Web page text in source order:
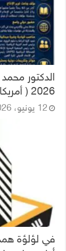
الدكتور
2026 ( أمريكا – كندا – المكسيك )
12 يونيو، 2026
في لؤلؤة